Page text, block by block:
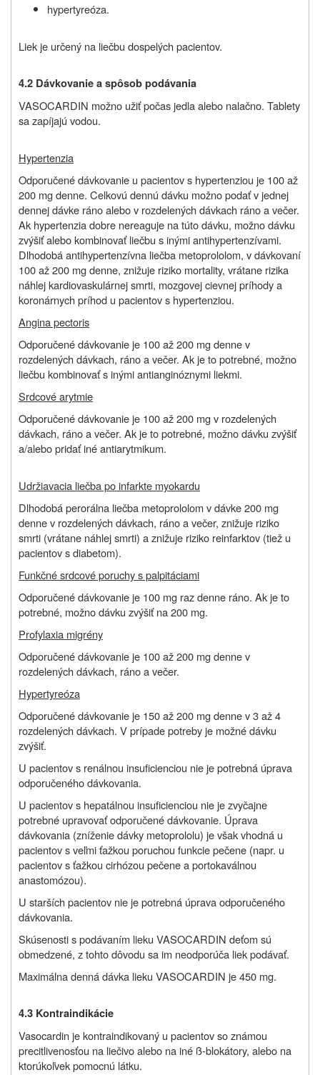
hypertyreóza.
Liek je určený na liečbu dospelých pacientov.
4.2 Dávkovanie a spôsob podávania
VASOCARDIN možno užiť počas jedla alebo nalačno. Tablety
sa zapíjajú vodou.
Hypertenzia
Odporučené dávkovanie u pacientov s hypertenziou je 100 až
200 mg denne. Celkovú dennú dávku možno podať v jednej
dennej dávke ráno alebo v rozdelených dávkach ráno a večer.
Ak hypertenzia dobre nereaguje na túto dávku, možno dávku
zvýšiť alebo kombinovať liečbu s inými antihypertenzívami.
Dlhodobá antihypertenzívna liečba metoprololom, v dávkovaní
100 až 200 mg denne, znižuje riziko mortality, vrátane rizika
náhlej kardiovaskulárnej smrti, mozgovej cievnej príhody a
koronárnych príhod u pacientov s hypertenziou.
Angina pectoris
Odporučené dávkovanie je 100 až 200 mg denne v
rozdelených dávkach, ráno a večer. Ak je to potrebné, možno
liečbu kombinovať s inými antianginóznymi liekmi.
Srdcové arytmie
Odporučené dávkovanie je 100 až 200 mg v rozdelených
dávkach, ráno a večer. Ak je to potrebné, možno dávku zvýšiť
a/alebo pridať iné antiarytmikum.
Udržiavacia liečba po infarkte myokardu
Dlhodobá perorálna liečba metoprololom v dávke 200 mg
denne v rozdelených dávkach, ráno a večer, znižuje riziko
smrti (vrátane náhlej smrti) a znižuje riziko reinfarktov (tiež u
pacientov s diabetom).
Funkčné srdcové poruchy s palpitáciami
Odporučené dávkovanie je 100 mg raz denne ráno. Ak je to
potrebné, možno dávku zvýšiť na 200 mg.
Profylaxia migrény
Odporučené dávkovanie je 100 až 200 mg denne v
rozdelených dávkach, ráno a večer.
Hypertyreóza
Odporučené dávkovanie je 150 až 200 mg denne v 3 až 4
rozdelených dávkach. V prípade potreby je možné dávku
zvýšiť.
U pacientov s renálnou insuficienciou nie je potrebná úprava
odporučeného dávkovania.
U pacientov s hepatálnou insuficienciou nie je zvyčajne
potrebné upravovať odporučené dávkovanie. Úprava
dávkovania (zníženie dávky metoprololu) je však vhodná u
pacientov s veľmi ťažkou poruchou funkcie pečene (napr. u
pacientov s ťažkou cirhózou pečene a portokaválnou
anastomózou).
U starších pacientov nie je potrebná úprava odporučeného
dávkovania.
Skúsenosti s podávaním lieku VASOCARDIN deťom sú
obmedzené, z tohto dôvodu sa im neodporúča liek podávať.
Maximálna denná dávka lieku VASOCARDIN je 450 mg.
4.3 Kontraindikácie
Vasocardin je kontraindikovaný u pacientov so známou
precitlivenosťou na liečivo alebo na iné ß-blokátory, alebo na
ktorúkoľvek pomocnú látku.